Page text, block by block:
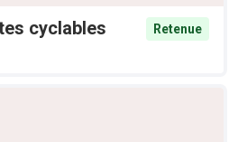
cyclables
Retenue